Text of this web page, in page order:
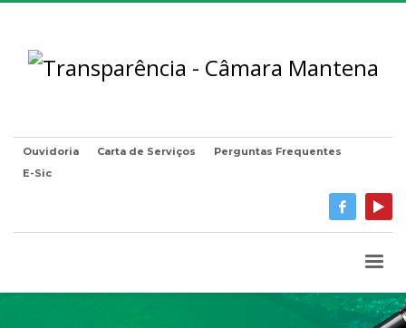
Ouvidoria Carta de Serviços
Perguntas Frequentes
E-Sic